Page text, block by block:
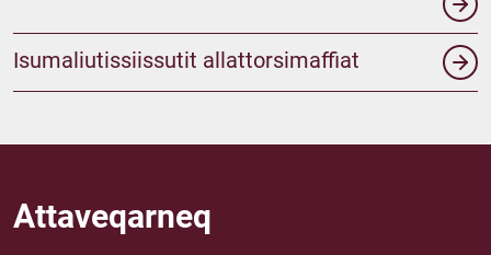
Isumaliutissiissutit allattorsimaffiat
Attaveqarneq